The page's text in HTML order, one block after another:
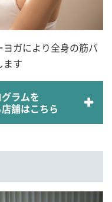
ガにより全身の筋バ
ます
ラムを
舗はこちら